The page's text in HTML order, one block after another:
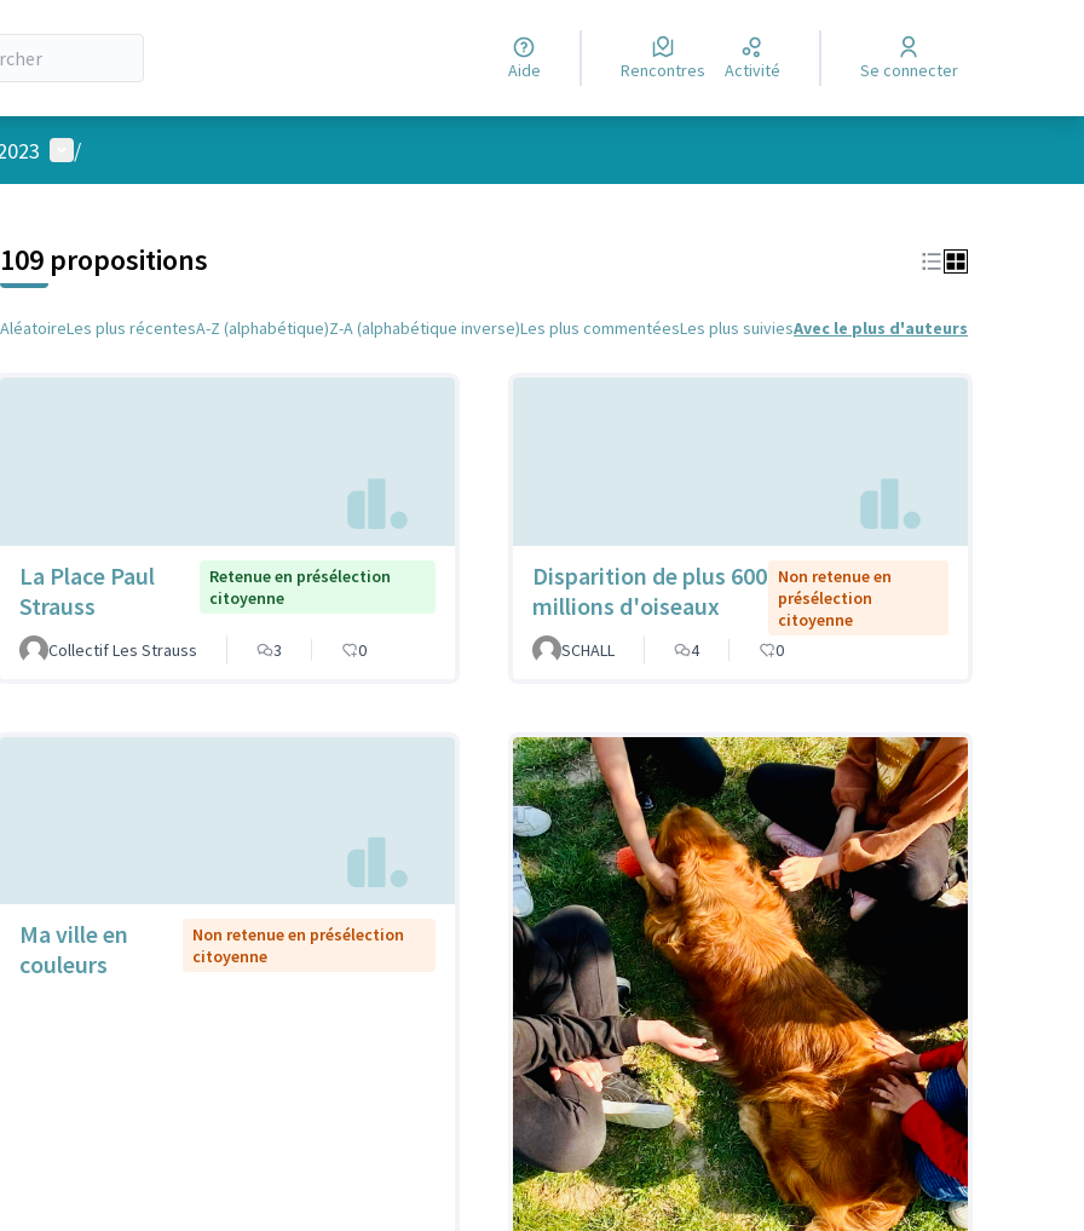
Aide Rencontres Activité Se connecter
Menu utilisateur
/
109 propositions
AléatoireLes plus récentesA-Z (alphabétique)Z-A (alphabétique inverse)Les plus commentéesLes plus suiviesAvec le plus d'auteurs
La Place Paul
Strauss
Retenue en présélection
citoyenne
Collectif Les Strauss 3 0
Disparition de plus 600
millions d'oiseaux
Non retenue en
présélection
citoyenne
SCHALL
4 0
Ma ville en
couleurs
Non retenue en présélection
citoyenne